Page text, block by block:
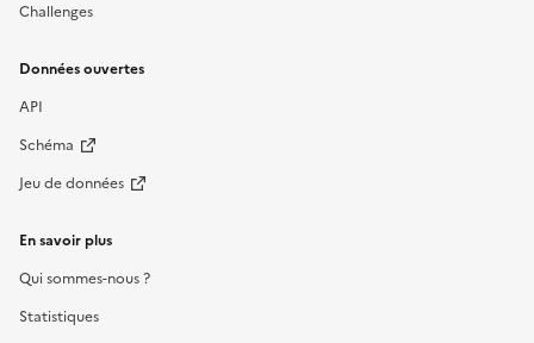
Challenges
Données ouvertes
API
Schéma
Jeu de données
En savoir plus
Qui sommes-nous ?
Statistiques